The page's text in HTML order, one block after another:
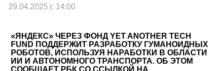
29.04.2025 г. 14:00
«ЯНДЕКС» ЧЕРЕЗ ФОНД YET ANOTHER TECH
FUND ПОДДЕРЖИТ РАЗРАБОТКУ ГУМАНОИДНЫХ
РОБОТОВ, ИСПОЛЬЗУЯ НАРАБОТКИ В ОБЛАСТИ
ИИ И АВТОНОМНОГО ТРАНСПОРТА. ОБ ЭТОМ
СООБЩАЕТ РБК СО ССЫЛКОЙ НА